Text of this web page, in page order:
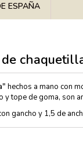
ESPAÑA
hechos a mano con
y tope de goma, son
gancho y 1,5 de